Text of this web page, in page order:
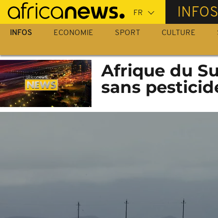
Passer
au
contenu
INFOS
INFOS ECONOMIE SPORT CULTURE
Afrique du
sans